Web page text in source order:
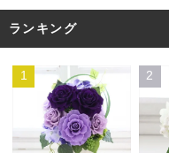
ランキング
1 2